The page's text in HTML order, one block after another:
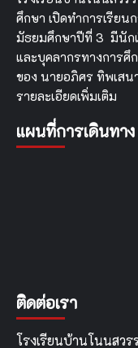
ภู่
ศึกษา เปิดทำการเรีย
มัธยมศึกษาปีที่ 3 มีนัก
และบุคลากรทางการศึ
ของ นายอภิศร ทิพเสน
รายละเอียดเพิ่มเติม
แผนที่การเดินทาง
ติดต่อเรา
โรงเรียนบ้านโนนสว